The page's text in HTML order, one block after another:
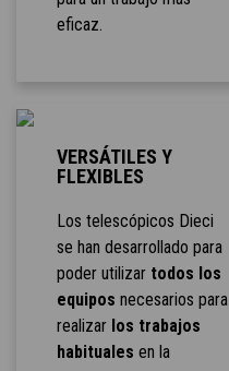
eficaz.
VERSÁTILES Y
FLEXIBLES
Los telescópicos Dieci
se han desarrollado para
poder utilizar todos los
equipos necesarios para
realizar los trabajos
habituales en la